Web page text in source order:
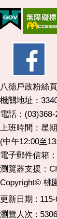
八德戶政粉絲頁
機關地址：
電話：
上班時間：星
(中午12:00至
電子郵件信箱
瀏覽器支援：
Copyright© 桃
更新日期
瀏覽人次
5306